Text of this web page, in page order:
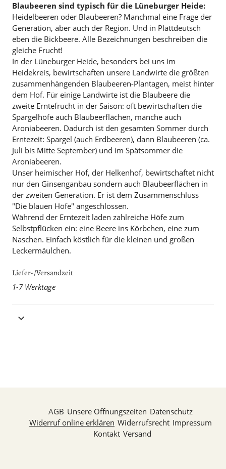
Blaubeeren sind typisch für die Lüneburger Heide:
Heidelbeeren oder Blaubeeren? Manchmal eine Frage der
Generation, aber auch der Region. Und in Plattdeutsch
eben die Bickbeere. Alle Bezeichnungen beschreiben die
gleiche Frucht!
In der Lüneburger Heide, besonders bei uns im
Heidekreis, bewirtschaften unsere Landwirte die größten
zusammenhängenden Blaubeeren-Plantagen, meist hinter
dem Hof. Für einige Landwirte ist die Blaubeere die
zweite Erntefrucht in der Saison: oft bewirtschaften die
Spargelhöfe auch Blaubeerflächen, manche auch
Aroniabeeren. Dadurch ist den gesamten Sommer durch
Erntezeit: Spargel (auch Erdbeeren), dann Blaubeeren (ca.
Juli bis Mitte September) und im Spätsommer die
Aroniabeeren.
Unser heimischer Hof, der Helkenhof, bewirtschaftet nicht
nur den Ginsenganbau sondern auch Blaubeerflächen in
der zweiten Generation. Er ist dem Zusammenschluss
"Die blauen Höfe" angeschlossen.
Während der Erntezeit laden zahlreiche Höfe zum
Selbstpflücken ein: eine Beere ins Körbchen, eine zum
Naschen. Einfach köstlich für die kleinen und großen
Leckermäulchen.
Liefer-/Versandzeit
1-7 Werktage
AGB Unsere Öffnungszeiten Datenschutz
Widerruf online erklären Widerrufsrecht Impressum
Kontakt Versand